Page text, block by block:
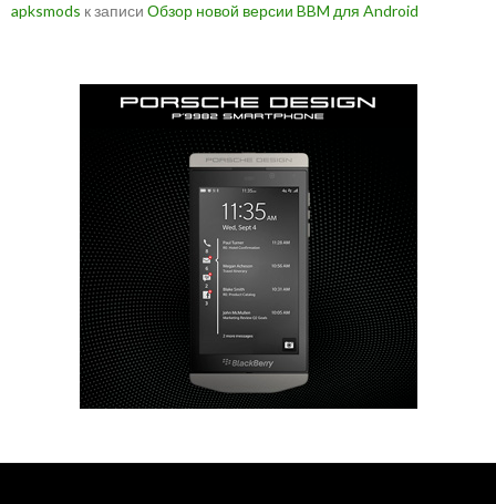
apksmods к записи Обзор новой версии BBM для Android